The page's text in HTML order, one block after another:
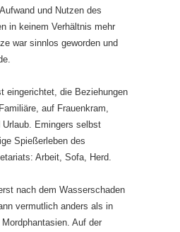
und Nutzen des
in keinem Verhältnis mehr
war sinnlos geworden und
eingerichtet, die Beziehungen
auf Frauenkram,
Urlaub. Emingers selbst
Spießerleben des
Arbeit, Sofa, Herd.
nach dem Wasserschaden
vermutlich anders als in
Auf der